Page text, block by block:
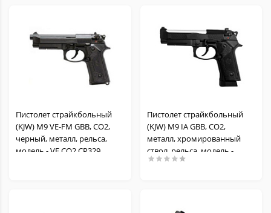
Пистолет страйкбольный
(KJW) M9 VE-FM GBB, CO2,
черный, металл, рельса,
модель - VE.CO2 CP329
Пистолет страйкбольный
(KJW) M9 IA GBB, CO2,
металл, хромированный
ствол, рельса, модель -
IA.CO2 CP314